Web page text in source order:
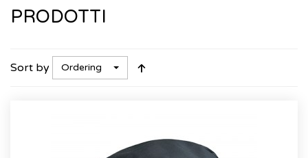
PRODOTTI
Sort by Ordering